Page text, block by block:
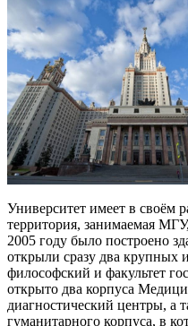
Университет имеет в своём
территория, занимаемая
2005 году было построено
открыли сразу два крупных
философский и факультет
открыто два корпуса
диагностический центры, а
гуманитарного корпуса, в